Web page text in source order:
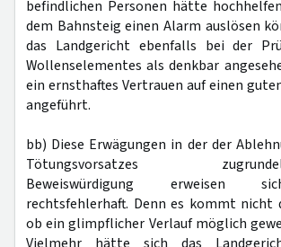
befindlichen Personen hätte
dem Bahnsteig einen Alarm auslösen
das Landgericht ebenfalls bei der
Wollenselementes als denkbar
ein ernsthaftes Vertrauen auf einen
angeführt.
bb) Diese Erwägungen in der der
Tötungsvorsatzes
Beweiswürdigung erweisen
rechtsfehlerhaft. Denn es kommt nicht
ob ein glimpflicher Verlauf möglich